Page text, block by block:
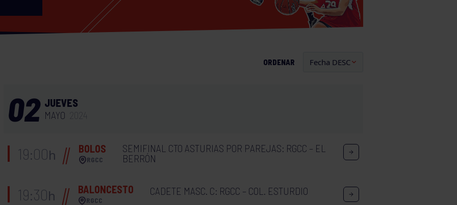
ORDENAR
02 JUEVES
MAYO
19:00h BOLOS
RGCC
SEMIFINAL CTO ASTURIAS POR PAREJAS: RGCC – EL
BERRÓN
19:30h BALONCESTO
RGCC
CADETE MASC. C: RGCC – COL. ESTURDIO